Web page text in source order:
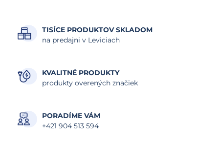
TISÍCE PRODUKTOV SKLADOM
na predajni v Leviciach
KVALITNÉ PRODUKTY
produkty overených značiek
PORADÍME VÁM
+421 904 513 594